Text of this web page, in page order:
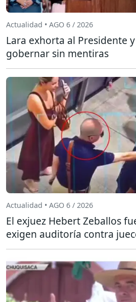
Actualidad • AGO 6 / 2026
Lara exhorta al Presidente
gobernar sin mentiras
Actualidad • AGO 6 / 2026
El exjuez Hebert Zeballos
exigen auditoría contra